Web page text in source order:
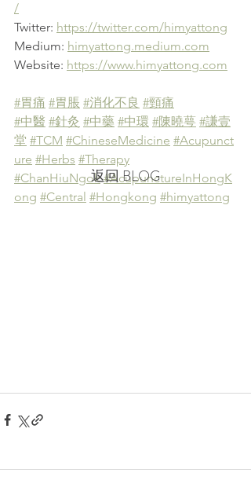
/
Twitter: https://twitter.com/himyattong
Medium: himyattong.medium.com
Website: https://www.himyattong.com
#胃痛 #胃脹 #消化不良 #頸痛
#中醫 #針灸 #中藥 #中環 #陳曉萼 #謙壹
堂 #TCM #ChineseMedicine #Acupunct
ure #Herbs #Therapy
#ChanHiuNgok #AcupunctureInHongK
ong #Central #Hongkong #himyattong
返回 BLOG